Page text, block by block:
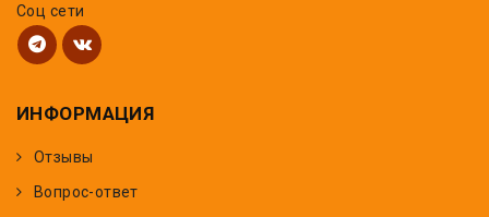
Соц сети
ИНФОРМАЦИЯ
Отзывы
Вопрос-ответ